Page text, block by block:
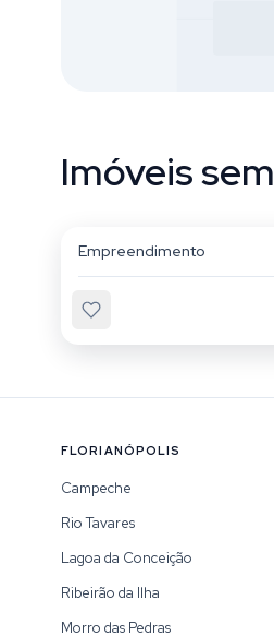
Imóveis
Empreendimento
FLORIANÓPOLIS
Campeche
Rio Tavares
Lagoa da Conceição
Ribeirão da Ilha
Morro das Pedras